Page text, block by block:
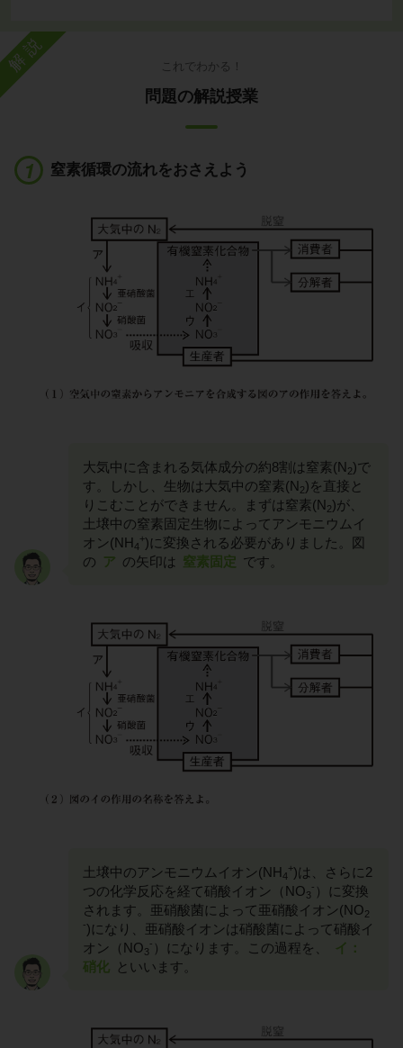
解説 これでわかる！
問題の解説授業
窒素循環の流れをおさえよう
大気中に含まれる気体成分の約8割は窒素(N2)で
す。しかし、生物は大気中の窒素(N2)を直接と
りこむことができません。まずは窒素(N2)が、
土壌中の窒素固定生物によってアンモニウムイ
オン(NH4
+)に変換される必要がありました。図
の ア の矢印は 窒素固定 です。
土壌中のアンモニウムイオン(NH4
+)は、さらに2
つの化学反応を経て硝酸イオン（NO3
- ）に変換
されます。亜硝酸菌によって亜硝酸イオン(NO2
-)になり、亜硝酸イオンは硝酸菌によって硝酸イ
オン（NO3
- ）になります。この過程を、
イ：
硝化 といいます。